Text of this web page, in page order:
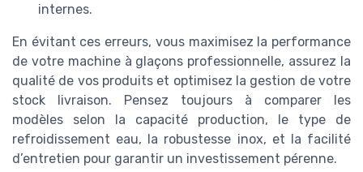
internes.
En évitant ces erreurs, vous maximisez la performance
de votre machine à glaçons professionnelle, assurez la
qualité de vos produits et optimisez la gestion de votre
stock livraison. Pensez toujours à comparer les
modèles selon la capacité production, le type de
refroidissement eau, la robustesse inox, et la facilité
d’entretien pour garantir un investissement pérenne.